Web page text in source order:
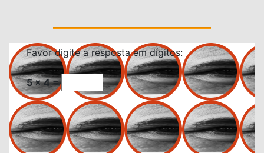
Favor digite a resposta em dígitos:
5 × 4 =